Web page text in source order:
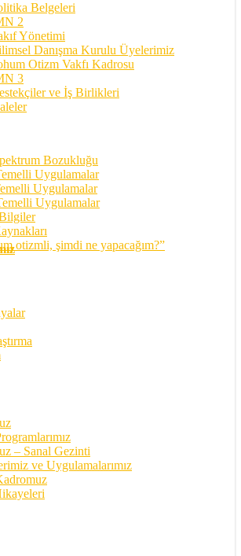
Belgeleri
2
Yönetimi
Danışma Kurulu Üyelerimiz
Otizm Vakfı Kadrosu
3
ve İş Birlikleri
Bozukluğu
Uygulamalar
Uygulamalar
Uygulamalar
otizmli, şimdi ne yapacağım?”
– Sanal Gezinti
ve Uygulamalarımız